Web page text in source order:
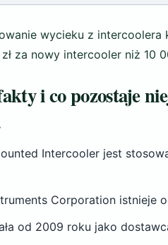
wycieku z
za nowy intercooler niż 10
i co pozostaje
Intercooler jest
Corporation istnieje
od 2009 roku jako